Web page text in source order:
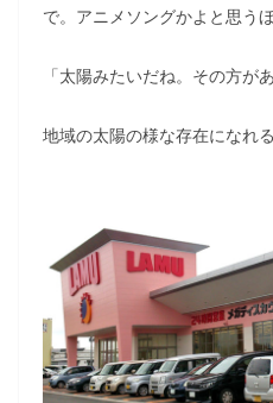
で。アニメソングかよと思う
「太陽みたいだね。その方が
地域の太陽の様な存在になれ